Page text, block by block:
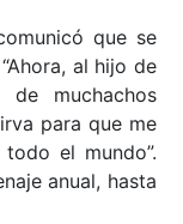
que se
al hijo de
muchachos
para que me
el mundo”.
anual, hasta